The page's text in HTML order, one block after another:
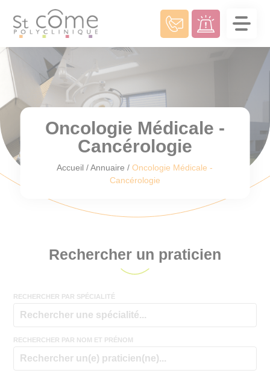
Oncologie Médicale -
Cancérologie
Accueil /Annuaire /Oncologie Médicale -
Cancérologie
Rechercher un praticien
RECHERCHER PAR SPÉCIALITÉ
RECHERCHER PAR NOM ET PRÉNOM